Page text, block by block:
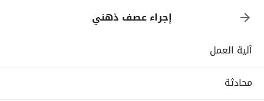
إجراء عصف ذهني
آلية العمل
محادثة